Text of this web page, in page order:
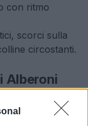
con ritmo
scorci sulla
circostanti.
Alberoni
dunee
è lineare e